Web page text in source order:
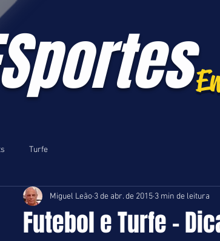
Turfe
Futebol e Turfe -
Miguel Leão 3 de abr. de 2015 3 min de leitura